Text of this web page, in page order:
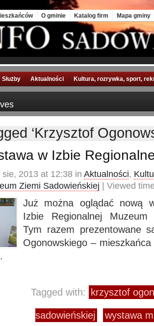
O gminie Katalog firm Mapa gminy
Służby Aktualności Kultura, rozrywka, sport,
‘Krzysztof
w Izbie
2013 at 12:38 in Aktualności,
Ziemi Sadowieńskiej | Viewed
Już można oglądać nową
Izbie Regionalnej Muzeum
Tym razem prezentowane
Ogonowskiego –
Tagged with: krzysztof
sadowieńskiej wystawa